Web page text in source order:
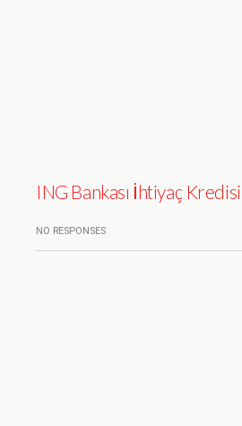
ING Bankası İhtiyaç Kredisi
NO RESPONSES